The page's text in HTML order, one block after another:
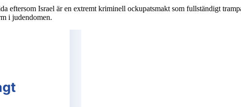
eftersom Israel är en extremt kriminell ockupatsmakt som fullständigt
i judendomen.